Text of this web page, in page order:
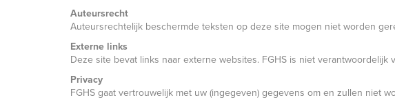
Auteursrecht
Auteursrechtelijk beschermde teksten op deze site mogen niet worden
Externe links
Deze site bevat links naar externe websites. FGHS is niet
Privacy
FGHS gaat vertrouwelijk met uw (ingegeven) gegevens om en zullen niet